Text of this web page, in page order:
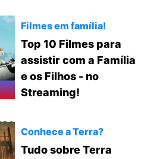
Filmes em família!
Top 10 Filmes para
assistir com a Família
e os Filhos - no
Streaming!
Conhece a Terra?
Tudo sobre Terra